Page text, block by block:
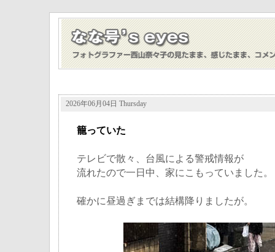
2026年06月04日 Thursday
籠っていた
テレビで散々、台風による警戒情報が
流れたので一日中、家にこもっていました。
確かに昼過ぎまでは結構降りましたが。